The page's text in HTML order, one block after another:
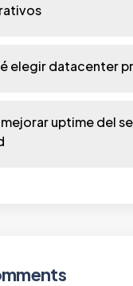
elegir datacenter
uptime del